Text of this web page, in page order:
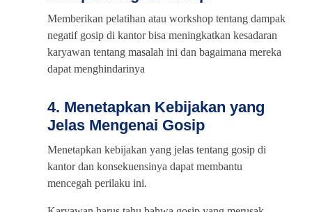
Memberikan pelatihan atau workshop tentang dampak
negatif gosip di kantor bisa meningkatkan kesadaran
karyawan tentang masalah ini dan bagaimana mereka
dapat menghindarinya
4. Menetapkan Kebijakan yang
Jelas Mengenai Gosip
Menetapkan kebijakan yang jelas tentang gosip di
kantor dan konsekuensinya dapat membantu
mencegah perilaku ini.